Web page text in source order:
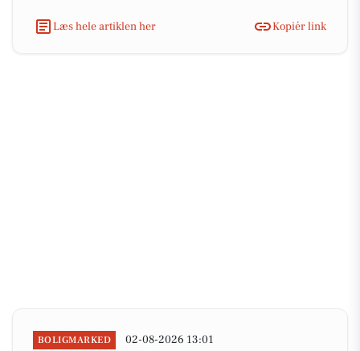
Læs hele artiklen her Kopiér link
BOLIGMARKED 02-08-2026 13:01